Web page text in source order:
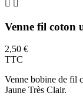
Venne fil coton
2,50 €
TTC
Venne bobine de fil
Jaune Très Clair.